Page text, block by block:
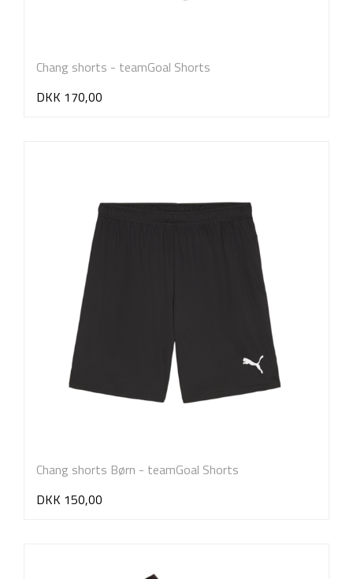
Chang shorts - teamGoal Shorts
DKK 170,00
Chang shorts Børn - teamGoal Shorts
DKK 150,00